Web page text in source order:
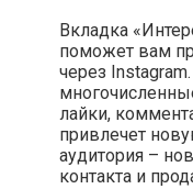
Вкладка
поможет вам
через
лайки,
привлечет
аудитория –
контакта и